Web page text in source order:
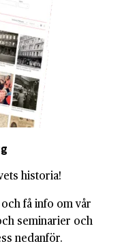
historia!
få info om vår
seminarier och
nedanför.